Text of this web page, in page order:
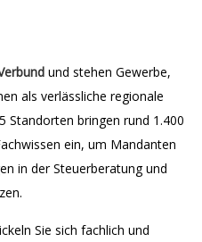
und stehen Gewerbe,
als verlässliche regionale
Standorten bringen rund 1.400
ein, um Mandanten
in der Steuerberatung und
Sie sich fachlich und